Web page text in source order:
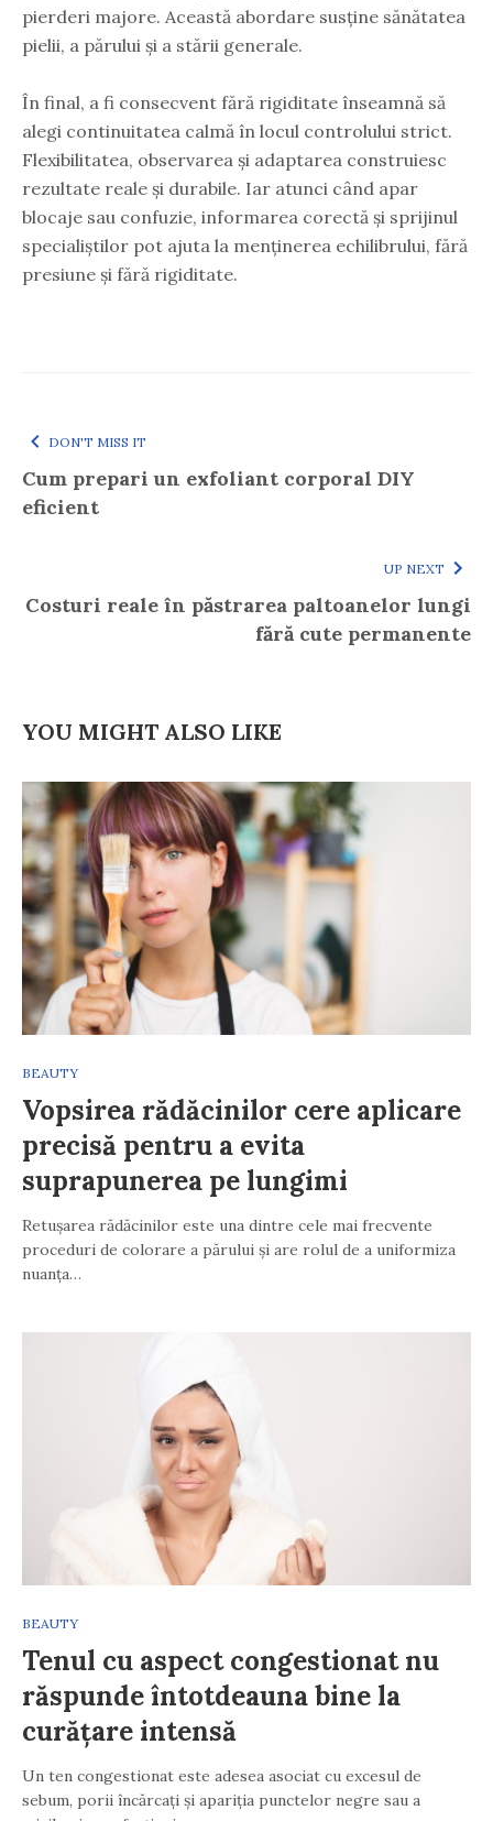
pierderi majore. Această abordare susține sănătatea
pielii, a părului și a stării generale.
În final, a fi consecvent fără rigiditate înseamnă să
alegi continuitatea calmă în locul controlului strict.
Flexibilitatea, observarea și adaptarea construiesc
rezultate reale și durabile. Iar atunci când apar
blocaje sau confuzie, informarea corectă și sprijinul
specialiștilor pot ajuta la menținerea echilibrului, fără
presiune și fără rigiditate.
DON'T MISS IT
Cum prepari un exfoliant corporal DIY
eficient
UP NEXT
Costuri reale în păstrarea paltoanelor lungi
fără cute permanente
YOU MIGHT ALSO LIKE
BEAUTY
Vopsirea rădăcinilor cere aplicare
precisă pentru a evita
suprapunerea pe lungimi
Retușarea rădăcinilor este una dintre cele mai frecvente
proceduri de colorare a părului și are rolul de a uniformiza
nuanța…
BEAUTY
Tenul cu aspect congestionat nu
răspunde întotdeauna bine la
curățare intensă
Un ten congestionat este adesea asociat cu excesul de
sebum, porii încărcați și apariția punctelor negre sau a